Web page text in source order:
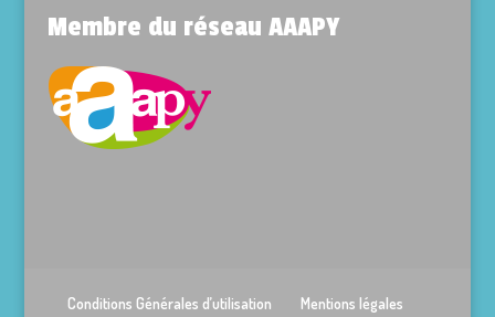
Membre du réseau AAAPY
Conditions Générales d’utilisation Mentions légales